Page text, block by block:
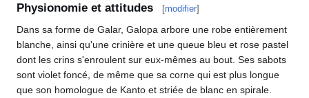
Physionomie et attitudes [modifier]
Dans sa forme de Galar, Galopa arbore une robe entièrement
blanche, ainsi qu'une crinière et une queue bleu et rose pastel
dont les crins s'enroulent sur eux-mêmes au bout. Ses sabots
sont violet foncé, de même que sa corne qui est plus longue
que son homologue de Kanto et striée de blanc en spirale.